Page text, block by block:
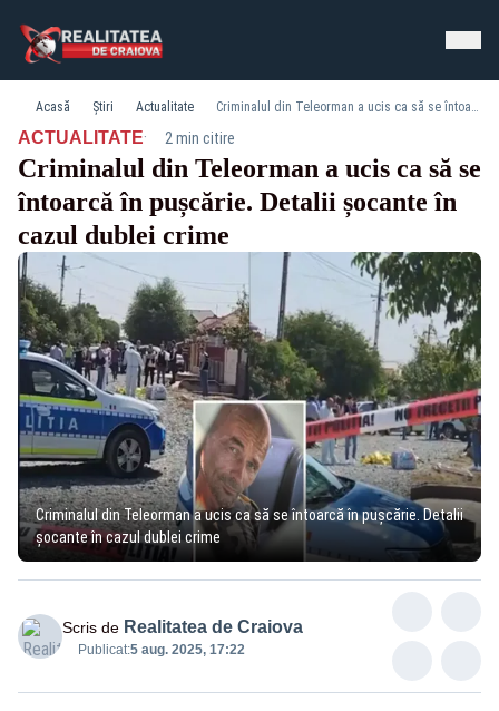
Acasă Știri Actualitate Criminalul din Teleorman a ucis ca să se întoarcă în pușcărie. Detalii șocante în cazul dublei crime
ACTUALITATE· 2 min citire
Criminalul din Teleorman a ucis ca să se
întoarcă în pușcărie. Detalii șocante în
cazul dublei crime
Criminalul din Teleorman a ucis ca să se întoarcă în pușcărie. Detalii
șocante în cazul dublei crime
Scris de Realitatea de Craiova
Publicat:5 aug. 2025, 17:22